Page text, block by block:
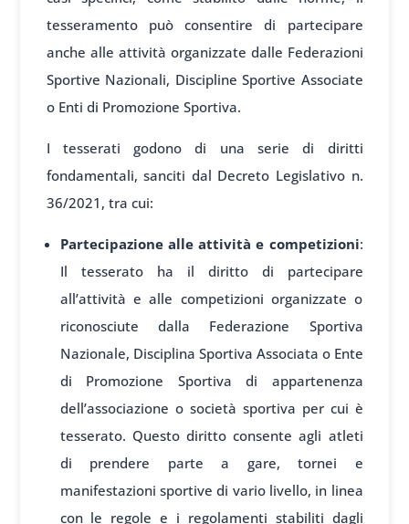
tesseramento può consentire di partecipare
anche alle attività organizzate dalle Federazioni
Sportive Nazionali, Discipline Sportive Associate
o Enti di Promozione Sportiva.
I tesserati godono di una serie di diritti
fondamentali, sanciti dal Decreto Legislativo n.
36/2021, tra cui:
Partecipazione alle attività e competizioni:
Il tesserato ha il diritto di partecipare
all’attività e alle competizioni organizzate o
riconosciute dalla Federazione Sportiva
Nazionale, Disciplina Sportiva Associata o Ente
di Promozione Sportiva di appartenenza
dell’associazione o società sportiva per cui è
tesserato. Questo diritto consente agli atleti
di prendere parte a gare, tornei e
manifestazioni sportive di vario livello, in linea
con le regole e i regolamenti stabiliti dagli